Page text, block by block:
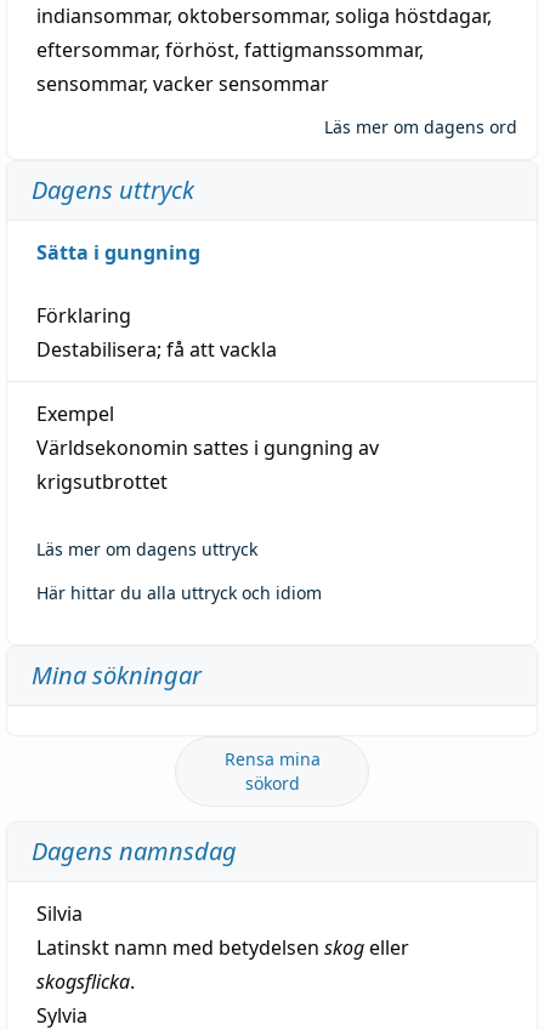
indiansommar, oktobersommar, soliga höstdagar,
eftersommar, förhöst, fattigmanssommar,
sensommar, vacker sensommar
Läs mer om dagens ord
Dagens uttryck
Sätta i gungning
Förklaring
Destabilisera; få att vackla
Exempel
Världsekonomin sattes i gungning av
krigsutbrottet
Läs mer om dagens uttryck
Här hittar du alla uttryck och idiom
Mina sökningar
Rensa mina
sökord
Dagens namnsdag
Silvia
Latinskt namn med betydelsen skogeller
skogsflicka.
Sylvia